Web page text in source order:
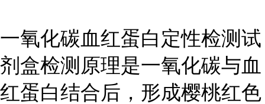
一氧化碳血红蛋白定性检测试
剂盒检测原理是一氧化碳与血
红蛋白结合后，形成樱桃红色